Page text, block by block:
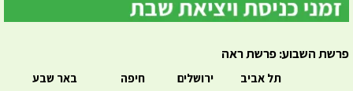
פרשת השבוע: פרשת ראה
תל אביב
ירושלים
חיפה
באר שבע